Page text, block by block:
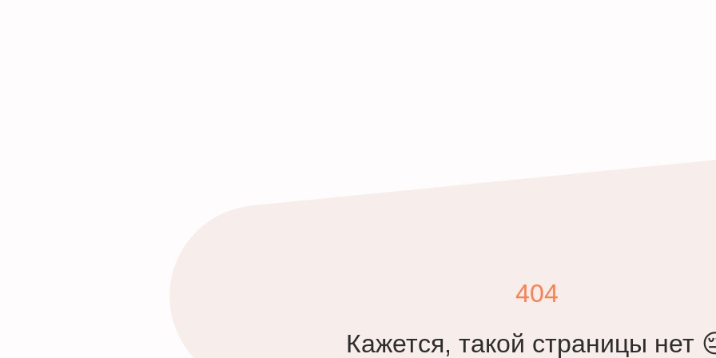
404
Кажется, такой страницы нет